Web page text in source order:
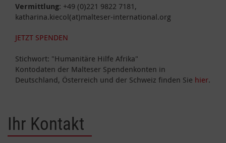
Vermittlung: +49 (0)221 9822 7181,
katharina.kiecol(at)malteser-international.org
JETZT SPENDEN
Stichwort: "Humanitäre Hilfe Afrika"
Kontodaten der Malteser Spendenkonten in
Deutschland, Österreich und der Schweiz finden Sie hier.
Ihr Kontakt